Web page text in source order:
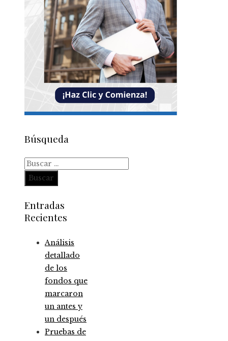
Búsqueda
Buscar:
Entradas
Recientes
Análisis
detallado
de los
fondos que
marcaron
un antes y
un después
Pruebas de